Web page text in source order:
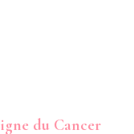
du Cancer